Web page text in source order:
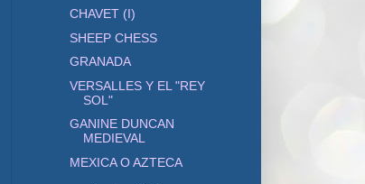
CHAVET (I)
SHEEP CHESS
GRANADA
VERSALLES Y EL "REY
SOL"
GANINE DUNCAN
MEDIEVAL
MEXICA O AZTECA